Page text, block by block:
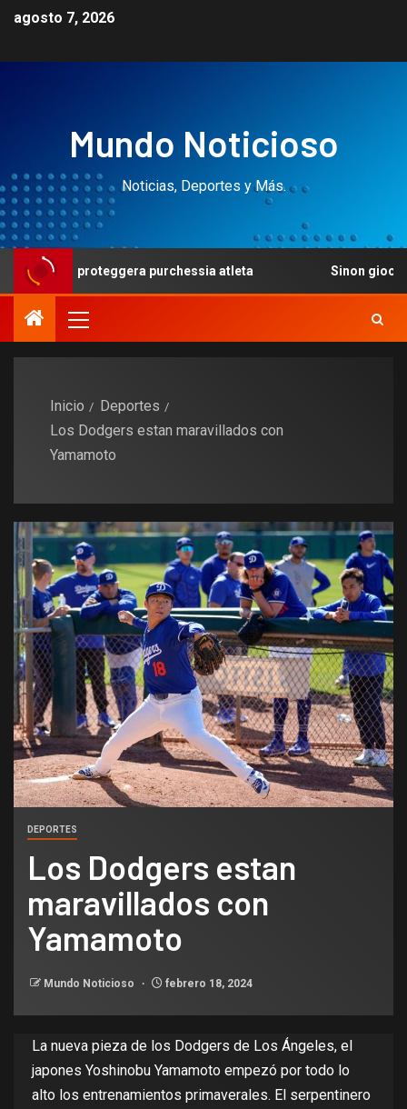
agosto 7, 2026
Mundo Noticioso
Noticias, Deportes y Más.
purchessia atleta Sinon gioca per 37
Inicio
Deportes
Los Dodgers estan maravillados con
Yamamoto
DEPORTES
Los Dodgers estan
maravillados con
Yamamoto
Mundo Noticioso febrero 18, 2024
La nueva pieza de los Dodgers de Los Ángeles, el
japones Yoshinobu Yamamoto empezó por todo lo
alto los entrenamientos primaverales. El serpentinero